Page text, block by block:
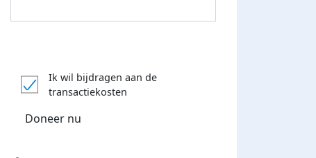
Donateurs bedankt
Ik wil bijdragen aan de
transactiekosten
Doneer nu